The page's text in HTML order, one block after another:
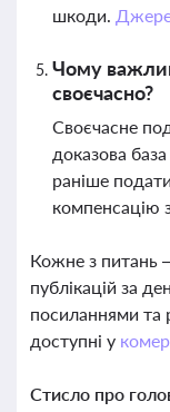
шкоди.
Чому
своєчасно?
Своєчасне
доказова
раніше
компенсацію
Кожне з питань
публікацій за
посиланнями та
доступні у
Стисло про